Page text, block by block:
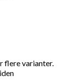
flere varianter.